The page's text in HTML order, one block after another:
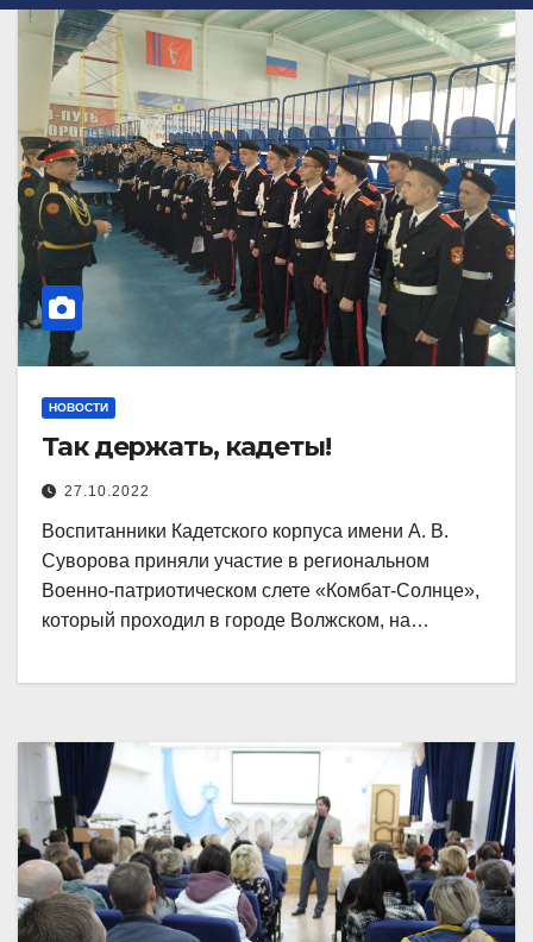
НОВОСТИ
Так держать, кадеты!
27.10.2022
Воспитанники Кадетского корпуса имени А. В.
Суворова приняли участие в региональном
Военно-патриотическом слете «Комбат-Солнце»,
который проходил в городе Волжском, на…